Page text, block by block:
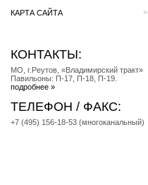
КАРТА САЙТА >
КОНТАКТЫ:
МО, г.Реутов, «Владимирский тракт»
Павильоны: П-17, П-18, П-19.
подробнее »
ТЕЛЕФОН / ФАКС:
+7 (495) 156-18-53 (многоканальный)